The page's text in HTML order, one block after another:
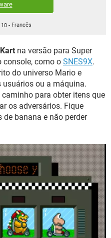
EXCEL
GMAIL
GMAIL
- Francês
na versão para Super
console, como o SNES9X.
do universo Mario e
ou a máquina.
para obter itens que
os adversários. Fique
banana e não perder